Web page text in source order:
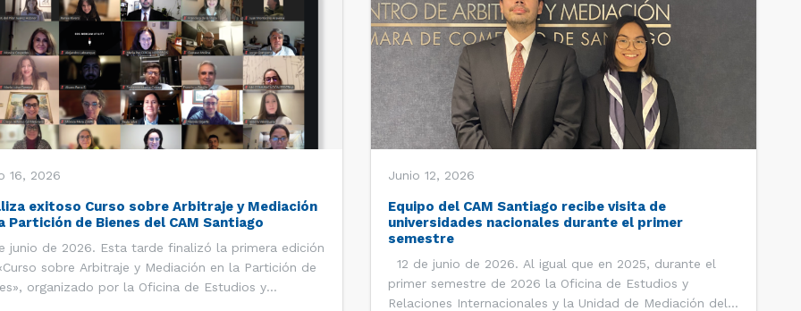
16, 2026
exitoso Curso sobre Arbitraje y Mediación
Partición de Bienes del CAM Santiago
junio de 2026. Esta tarde finalizó la primera edición
sobre Arbitraje y Mediación en la Partición de
organizado por la Oficina de Estudios y
Junio 12, 2026
Equipo del CAM Santiago recibe visita de
universidades nacionales durante el primer
semestre
12 de junio de 2026. Al igual que en 2025, durante el
primer semestre de 2026 la Oficina de Estudios y
Relaciones Internacionales y la Unidad de Mediación del